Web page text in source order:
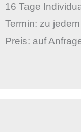
16 Tage
Termin: zu
Preis: auf